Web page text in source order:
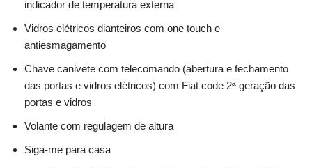
indicador de temperatura externa
Vidros elétricos dianteiros com one touch e
antiesmagamento
Chave canivete com telecomando (abertura e fechamento
das portas e vidros elétricos) com Fiat code 2ª geração das
portas e vidros
Volante com regulagem de altura
Siga-me para casa